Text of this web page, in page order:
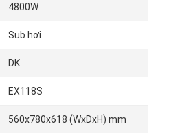
4800W
Sub hơi
DK
EX118S
560x780x618 (WxDxH) mm